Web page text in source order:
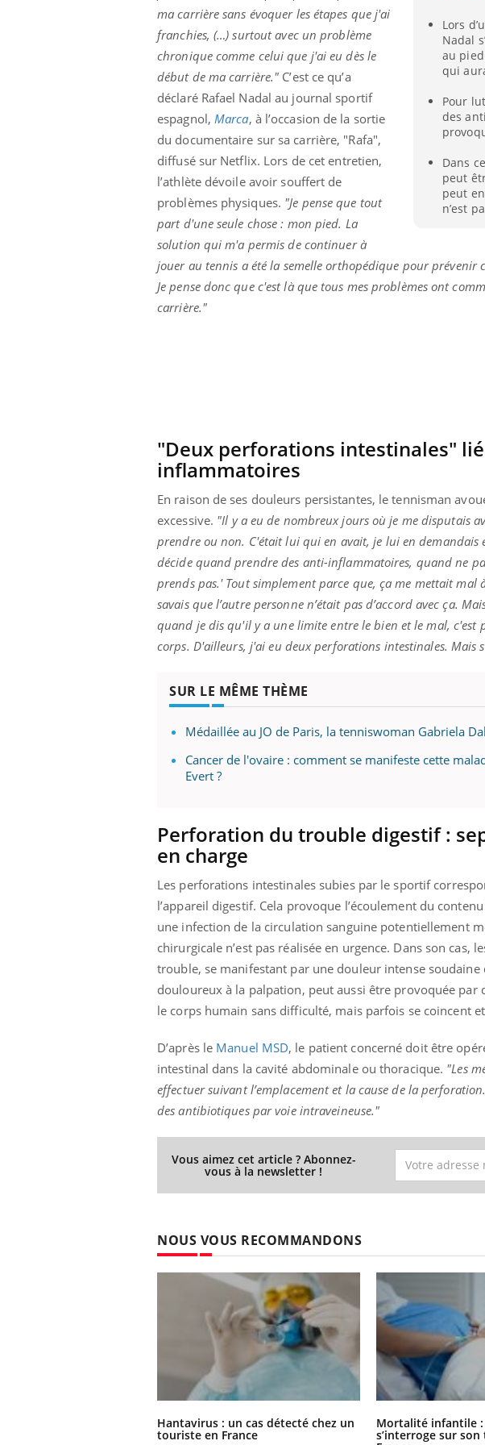
Lors
Nadal
au
qui
Pour
des
Dans
peut
peut
n’est
ma carrière sans évoquer les étapes que j'ai
franchies, (…) surtout avec un problème
chronique comme celui que j'ai eu dès le
début de ma carrière." C’est ce qu’a
déclaré Rafael Nadal au journal sportif
espagnol, Marca, à l’occasion de la sortie
du documentaire sur sa carrière, "Rafa",
diffusé sur Netflix. Lors de cet entretien,
l’athlète dévoile avoir souffert de
problèmes physiques. "Je pense que tout
part d'une seule chose : mon pied. La
solution qui m'a permis de continuer à
jouer au tennis a été la semelle orthopédique pour prévenir
Je pense donc que c'est là que tous mes problèmes ont
carrière."
"Deux perforations intestinales"
inflammatoires
En raison de ses douleurs persistantes, le tennisman
excessive. "Il y a eu de nombreux jours où je me disputais
prendre ou non. C'était lui qui en avait, je lui en demandais
décide quand prendre des anti-inflammatoires, quand ne
prends pas.' Tout simplement parce que, ça me mettait mal
savais que l’autre personne n’était pas d’accord avec ça.
quand je dis qu'il y a une limite entre le bien et le mal, c'est
corps. D'ailleurs, j'ai eu deux perforations intestinales.
SUR LE MÊME THÈME
Médaillée au JO de Paris, la tenniswoman Gabriela
Cancer de l'ovaire : comment se manifeste cette
Evert ?
Perforation du trouble digestif :
en charge
Les perforations intestinales subies par le sportif
l’appareil digestif. Cela provoque l’écoulement du
une infection de la circulation sanguine potentiellement
chirurgicale n’est pas réalisée en urgence. Dans son
trouble, se manifestant par une douleur intense
douloureux à la palpation, peut aussi être provoquée
le corps humain sans difficulté, mais parfois se coincent
D’après le Manuel MSD, le patient concerné doit être
intestinal dans la cavité abdominale ou thoracique. "Les
effectuer suivant l’emplacement et la cause de la
des antibiotiques par voie intraveineuse."
Vous aimez cet article ? Abonnez-
vous à la newsletter !
NOUS VOUS RECOMMANDONS
Hantavirus : un cas détecté chez un
touriste en France
Mortalité infantile
s’interroge sur son